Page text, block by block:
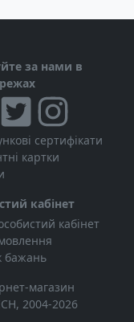
за нами в
сертифікати
картки
кабінет
кабінет
бажань
магазин
2004-2026